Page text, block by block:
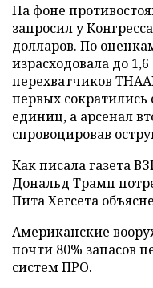
На фоне
запросил у
долларов. По
израсходовала до
перехватчиков
первых сократились
единиц, а арсенал
спровоцировав
Как писала газета
Дональд Трамп
Пита Хегсета
Американские
почти 80% запасов
систем ПРО.